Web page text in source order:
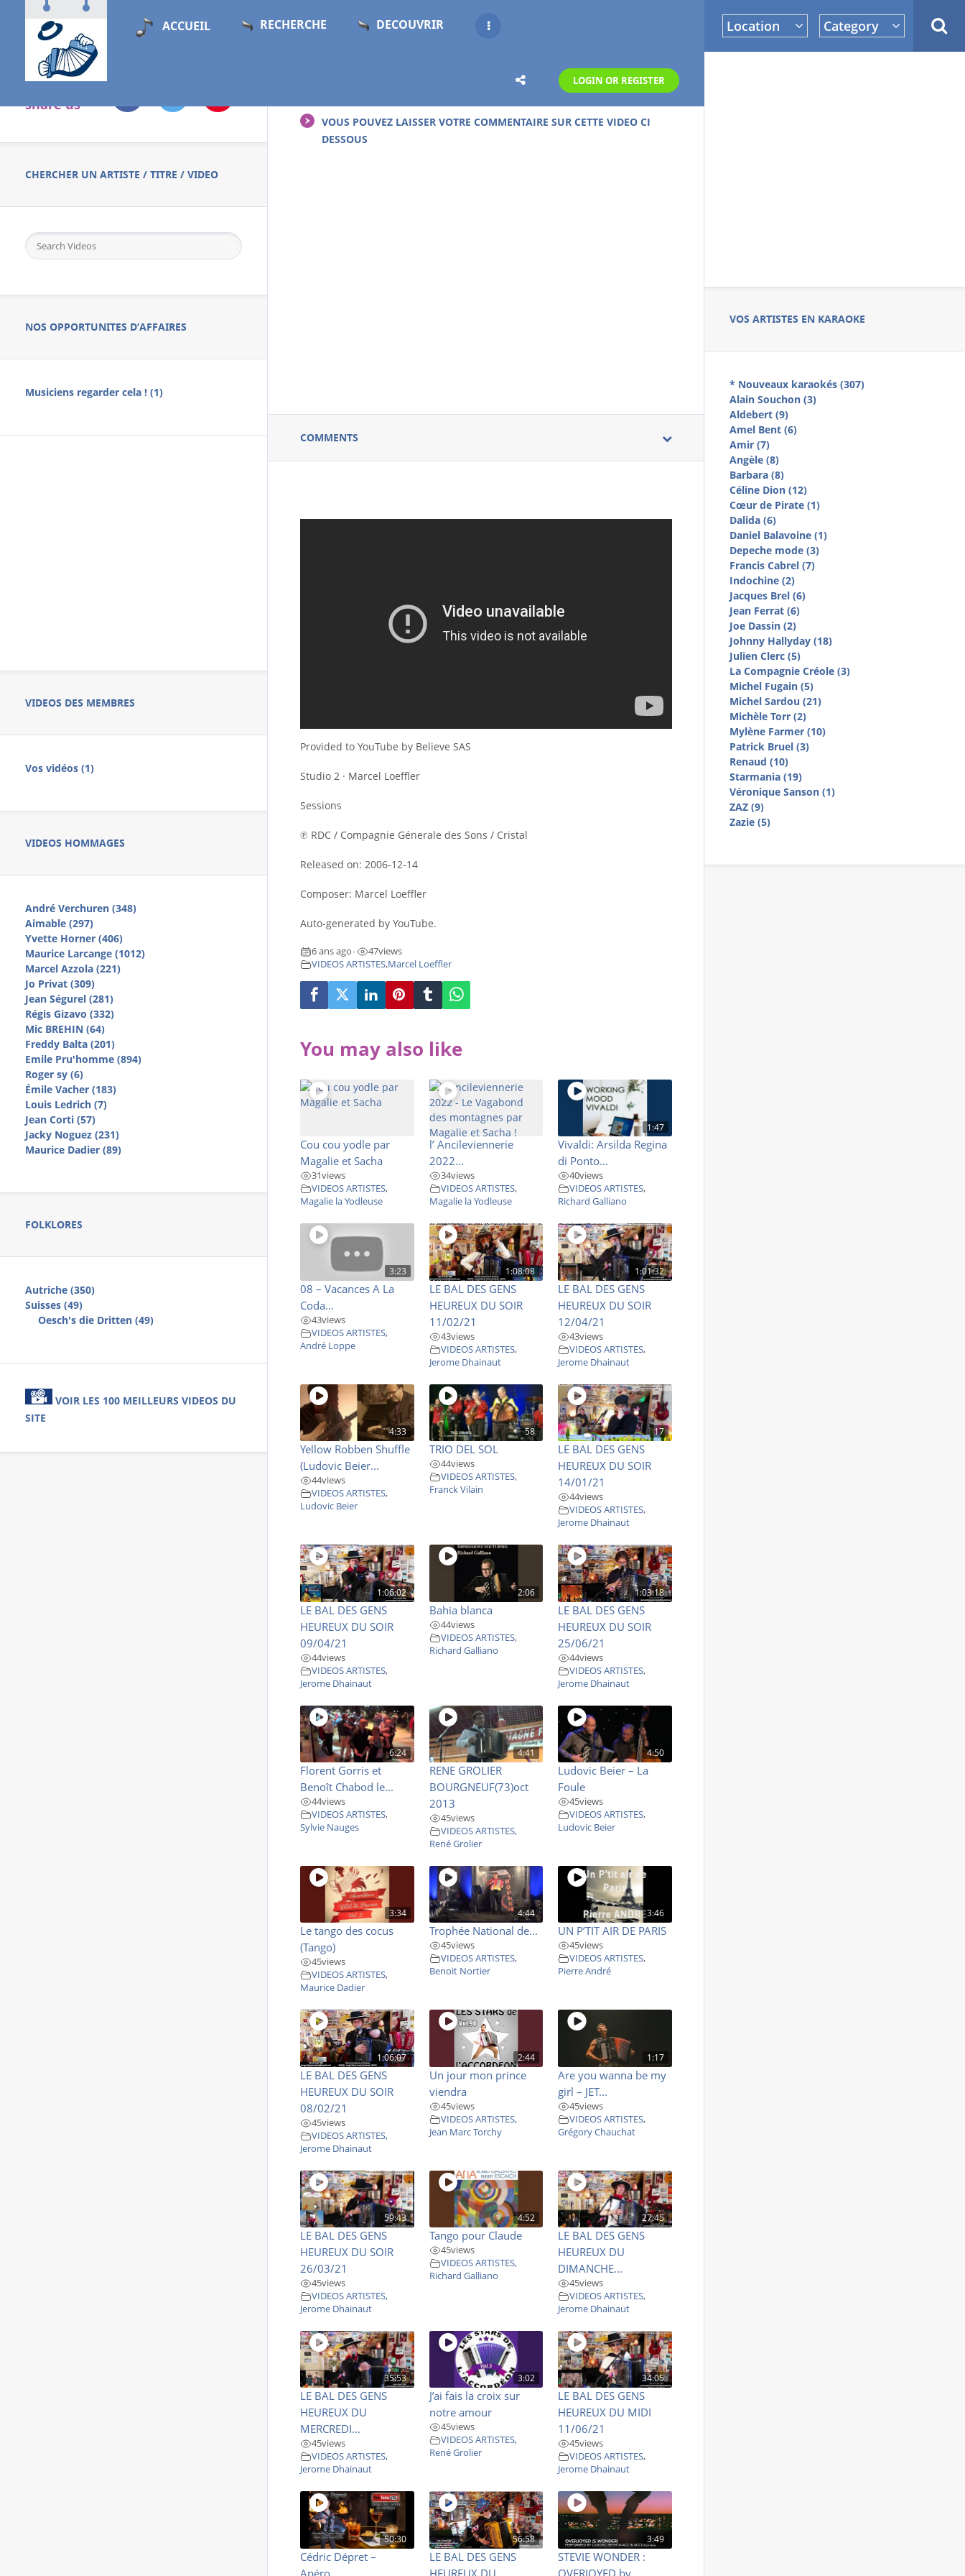
ACCUEIL RECHERCHE DECOUVRIR
LOGIN OR REGISTER
Location Category
VOS ARTISTES EN KARAOKE
* Nouveaux karaokés (307)
Alain Souchon (3)
Aldebert (9)
Amel Bent (6)
Amir (7)
Angèle (8)
Barbara (8)
Céline Dion (12)
Cœur de Pirate (1)
Dalida (6)
Daniel Balavoine (1)
Depeche mode (3)
Francis Cabrel (7)
Indochine (2)
Jacques Brel (6)
Jean Ferrat (6)
Joe Dassin (2)
Johnny Hallyday (18)
Julien Clerc (5)
La Compagnie Créole (3)
Michel Fugain (5)
Michel Sardou (21)
Michèle Torr (2)
Mylène Farmer (10)
Patrick Bruel (3)
Renaud (10)
Starmania (19)
Véronique Sanson (1)
ZAZ (9)
Zazie (5)
Follow &
share us
CHERCHER UN ARTISTE / TITRE / VIDEO
NOS OPPORTUNITES D’AFFAIRES
Musiciens regarder cela ! (1)
VIDEOS DES MEMBRES
Vos vidéos (1)
VIDEOS HOMMAGES
André Verchuren (348)
Aimable (297)
Yvette Horner (406)
Maurice Larcange (1012)
Marcel Azzola (221)
Jo Privat (309)
Jean Ségurel (281)
Régis Gizavo (332)
Mic BREHIN (64)
Freddy Balta (201)
Emile Pru'homme (894)
Roger sy (6)
Émile Vacher (183)
Louis Ledrich (7)
Jean Corti (57)
Jacky Noguez (231)
Maurice Dadier (89)
FOLKLORES
Autriche (350)
Suisses (49)
Oesch's die Dritten (49)
VOIR LES 100 MEILLEURS VIDEOS DU
SITE
PLUD DE 19 000 VIDEOS GRATUITES SUR CE SITE !
VOUS POUVEZ LAISSER VOTRE COMMENTAIRE SUR CETTE VIDEO CI
DESSOUS
COMMENTS
Provided to YouTube by Believe SAS
Studio 2 · Marcel Loeffler
Sessions
℗ RDC / Compagnie Génerale des Sons / Cristal
Released on: 2006-12-14
Composer: Marcel Loeffler
Auto-generated by YouTube.
6 ans ago • 47views
VIDEOS ARTISTES,Marcel Loeffler
You may also like
Cou cou yodle par
Magalie et Sacha
31views
VIDEOS ARTISTES,
Magalie la Yodleuse
l’ Ancileviennerie
2022...
34views
VIDEOS ARTISTES,
Magalie la Yodleuse
1:47
Vivaldi: Arsilda Regina
di Ponto...
40views
VIDEOS ARTISTES,
Richard Galliano
3:23
08 – Vacances A La
Coda...
43views
VIDEOS ARTISTES,
André Loppe
1:08:08
LE BAL DES GENS
HEUREUX DU SOIR
11/02/21
43views
VIDEOS ARTISTES,
Jerome Dhainaut
1:01:32
LE BAL DES GENS
HEUREUX DU SOIR
12/04/21
43views
VIDEOS ARTISTES,
Jerome Dhainaut
4:33
Yellow Robben Shuffle
(Ludovic Beier...
44views
VIDEOS ARTISTES,
Ludovic Beier
58
TRIO DEL SOL
44views
VIDEOS ARTISTES,
Franck Vilain
17
LE BAL DES GENS
HEUREUX DU SOIR
14/01/21
44views
VIDEOS ARTISTES,
Jerome Dhainaut
1:06:02
LE BAL DES GENS
HEUREUX DU SOIR
09/04/21
44views
VIDEOS ARTISTES,
Jerome Dhainaut
2:06
Bahia blanca
44views
VIDEOS ARTISTES,
Richard Galliano
1:03:18
LE BAL DES GENS
HEUREUX DU SOIR
25/06/21
44views
VIDEOS ARTISTES,
Jerome Dhainaut
6:24
Florent Gorris et
Benoît Chabod le...
44views
VIDEOS ARTISTES,
Sylvie Nauges
4:41
RENE GROLIER
BOURGNEUF(73)oct
2013
45views
VIDEOS ARTISTES,
René Grolier
4:50
Ludovic Beier – La
Foule
45views
VIDEOS ARTISTES,
Ludovic Beier
3:34
Le tango des cocus
(Tango)
45views
VIDEOS ARTISTES,
Maurice Dadier
4:44
Trophée National de...
45views
VIDEOS ARTISTES,
Benoit Nortier
3:46
UN P’TIT AIR DE PARIS
45views
VIDEOS ARTISTES,
Pierre André
1:06:07
LE BAL DES GENS
HEUREUX DU SOIR
08/02/21
45views
VIDEOS ARTISTES,
Jerome Dhainaut
2:44
Un jour mon prince
viendra
45views
VIDEOS ARTISTES,
Jean Marc Torchy
1:17
Are you wanna be my
girl – JET...
45views
VIDEOS ARTISTES,
Grégory Chauchat
59:43
LE BAL DES GENS
HEUREUX DU SOIR
26/03/21
45views
VIDEOS ARTISTES,
Jerome Dhainaut
4:52
Tango pour Claude
45views
VIDEOS ARTISTES,
Richard Galliano
27:45
LE BAL DES GENS
HEUREUX DU
DIMANCHE...
45views
VIDEOS ARTISTES,
Jerome Dhainaut
35:53
LE BAL DES GENS
HEUREUX DU
MERCREDI...
45views
VIDEOS ARTISTES,
Jerome Dhainaut
3:02
J’ai fais la croix sur
notre amour
45views
VIDEOS ARTISTES,
René Grolier
34:05
LE BAL DES GENS
HEUREUX DU MIDI
11/06/21
45views
VIDEOS ARTISTES,
Jerome Dhainaut
50:30
Cédric Dépret –
Apéro...
56:58
LE BAL DES GENS
HEUREUX DU
3:49
STEVIE WONDER :
OVERJOYED by